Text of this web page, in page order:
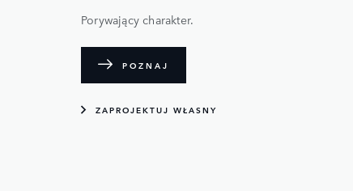
Porywający charakter.
POZNAJ
ZAPROJEKTUJ WŁASNY